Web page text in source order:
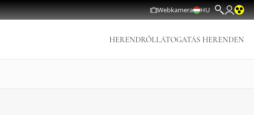
Webkamera HU
HERENDRŐLLÁTOGATÁS HERENDEN